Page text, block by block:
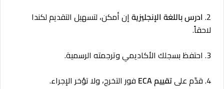
2. ادرس باللغة الإنجليزيةإن أمكن، لتسهيل التقديم لكندا
لاحقاً.
3. احتفظ بسجلك الأكاديمي وترجمته الرسمية.
4. قدّم على
تقييم ECA فور التخرج، ولا تؤخر الإجراء.